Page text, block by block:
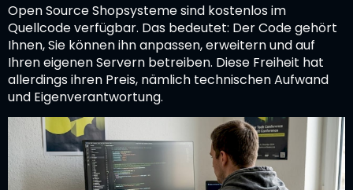
Open Source Shopsysteme sind kostenlos im
Quellcode verfügbar. Das bedeutet: Der Code gehört
Ihnen, Sie können ihn anpassen, erweitern und auf
Ihren eigenen Servern betreiben. Diese Freiheit hat
allerdings ihren Preis, nämlich technischen Aufwand
und Eigenverantwortung.